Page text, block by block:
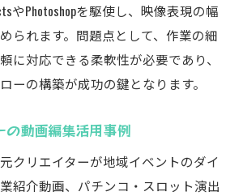
やPhotoshopを駆使し、映像表現の幅
られます。問題点として、作業の細
に対応できる柔軟性が必要であり、
ーの構築が成功の鍵となります。
の動画編集活用事例
クリエイターが地域イベントのダイ
紹介動画、パチンコ・スロット演出